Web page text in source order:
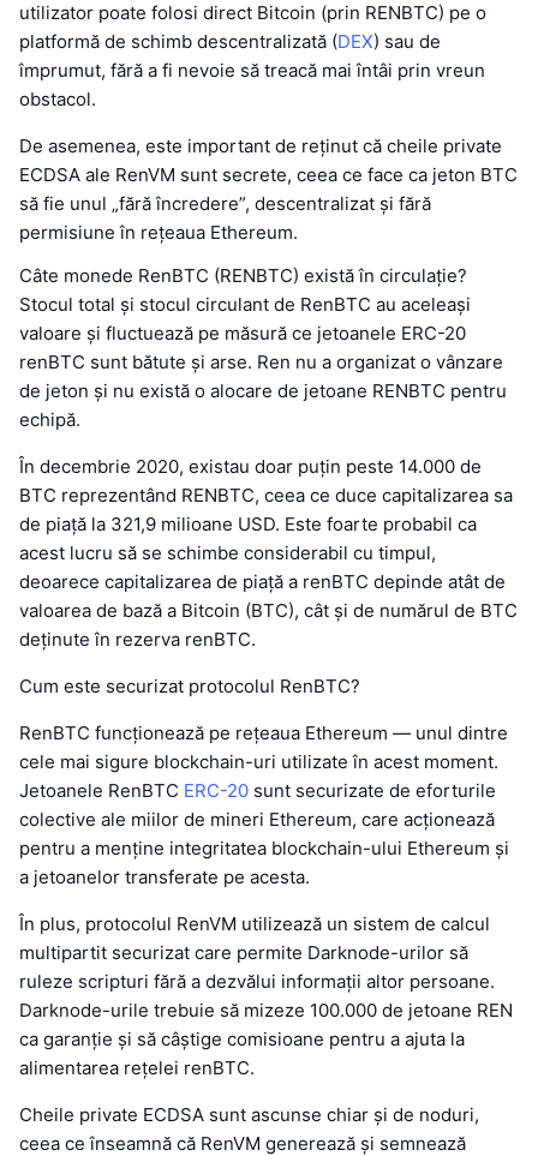
utilizator poate folosi direct Bitcoin (prin RENBTC) pe o
platformă de schimb descentralizată (DEX) sau de
împrumut, fără a fi nevoie să treacă mai întâi prin vreun
obstacol.
De asemenea, este important de reținut că cheile private
ECDSA ale RenVM sunt secrete, ceea ce face ca jeton BTC
să fie unul „fără încredere”, descentralizat și fără
permisiune în rețeaua Ethereum.
Câte monede RenBTC (RENBTC) există în circulație?
Stocul total și stocul circulant de RenBTC au aceleași
valoare și fluctuează pe măsură ce jetoanele ERC-20
renBTC sunt bătute și arse. Ren nu a organizat o vânzare
de jeton și nu există o alocare de jetoane RENBTC pentru
echipă.
În decembrie 2020, existau doar puțin peste 14.000 de
BTC reprezentând RENBTC, ceea ce duce capitalizarea sa
de piață la 321,9 milioane USD. Este foarte probabil ca
acest lucru să se schimbe considerabil cu timpul,
deoarece capitalizarea de piață a renBTC depinde atât de
valoarea de bază a Bitcoin (BTC), cât și de numărul de BTC
deținute în rezerva renBTC.
Cum este securizat protocolul RenBTC?
RenBTC funcționează pe rețeaua Ethereum — unul dintre
cele mai sigure blockchain-uri utilizate în acest moment.
Jetoanele RenBTC ERC-20 sunt securizate de eforturile
colective ale miilor de mineri Ethereum, care acționează
pentru a menține integritatea blockchain-ului Ethereum și
a jetoanelor transferate pe acesta.
În plus, protocolul RenVM utilizează un sistem de calcul
multipartit securizat care permite Darknode-urilor să
ruleze scripturi fără a dezvălui informații altor persoane.
Darknode-urile trebuie să mizeze 100.000 de jetoane REN
ca garanție și să câștige comisioane pentru a ajuta la
alimentarea rețelei renBTC.
Cheile private ECDSA sunt ascunse chiar și de noduri,
ceea ce înseamnă că RenVM generează și semnează